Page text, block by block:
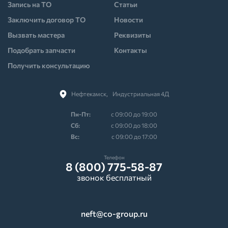
Нефтекамск,⠀Индустриальная 4Д
Пн-Пт:
с 09:00 до 19:00
Cб:
с 09:00 до 18:00
Вс:
с 09:00 до 17:00
Запись на ТО
Заключить договор ТО
Вызвать мастера
Подобрать запчасти
Получить консультацию
Статьи
Новости
Реквизиты
Контакты
Телефон
8 (800) 775-58-87
звонок бесплатный
neft@co-group.ru